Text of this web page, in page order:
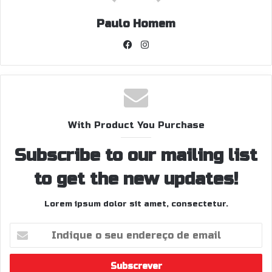
Paulo Homem
Facebook
With Product You Purchase
Subscribe to our mailing list
to get the new updates!
Lorem ipsum dolor sit amet, consectetur.
seu